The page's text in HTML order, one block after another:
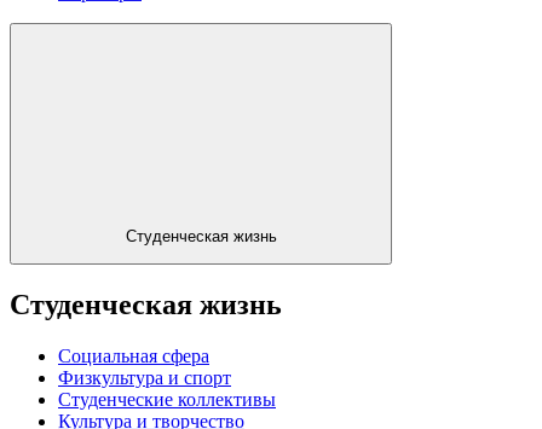
Студенческая жизнь
Студенческая жизнь
Социальная сфера
Физкультура и спорт
Студенческие коллективы
Культура и творчество